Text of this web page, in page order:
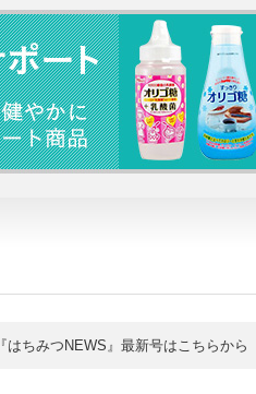
『はちみつNEWS』最新号はこちらから